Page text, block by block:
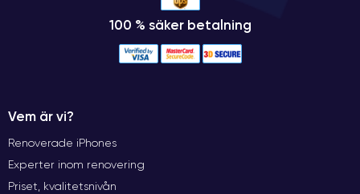
100 % säker betalning
Vem är vi?
Renoverade iPhones
Experter inom renovering
Priset, kvalitetsnivån